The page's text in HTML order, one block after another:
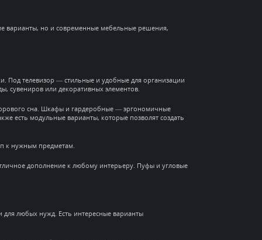
варианты, но и современные мебельные решения,
телевизор — стильные и удобные для организации
сувениров или декоративных элементов.
сна. Шкафы и гардеробные — эргономичные
есть модульные варианты, которые позволят создать
к нужным предметам.
дополнение к любому интерьеру. Пуфы и угловые
любых нужд. Есть интересные варианты